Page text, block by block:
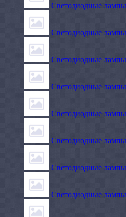
Светодиодные
Светодиодные
Светодиодные
Светодиодные
Светодиодные
Светодиодные
Светодиодные
Светодиодные